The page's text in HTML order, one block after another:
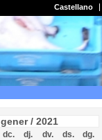
Castellano
gener / 2021
dc. dj. dv. ds. dg.